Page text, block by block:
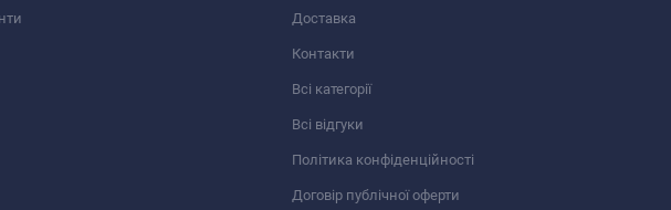
Доставка
Контакти
Всі категорії
Всі відгуки
Політика конфіденційності
Договір публічної оферти